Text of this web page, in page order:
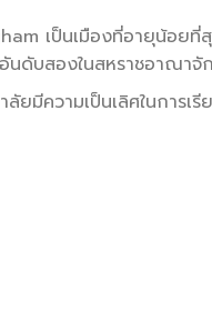
เป็นเมืองที่อายุน้อยที่
นดับสองในสหราชอาณาจั
ลัยมีความเป็นเลิศในการเ